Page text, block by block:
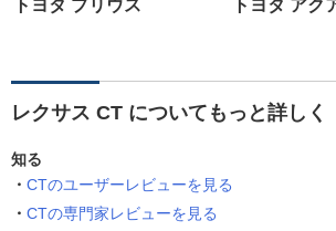
トヨタ プリウス トヨタ アク
レクサス CT についてもっと詳しく
知る
CTのユーザーレビューを見る
CTの専門家レビューを見る